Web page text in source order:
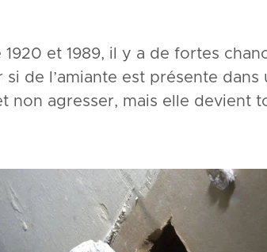
et 1989, il y a de fortes
de l’amiante est présente
non agresser, mais elle devient